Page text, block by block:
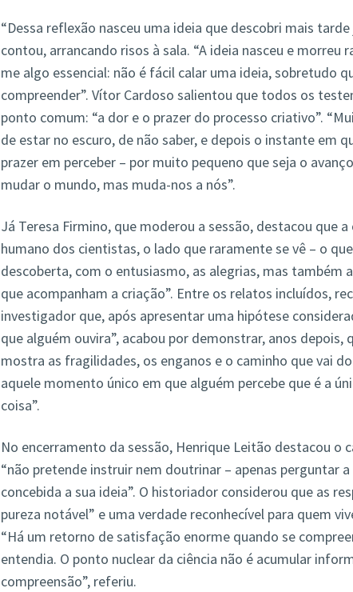
“Dessa reflexão nasceu uma ideia que descobri mais
contou, arrancando risos à sala. “A ideia nasceu e morreu
me algo essencial: não é fácil calar uma ideia, sobretudo
compreender”. Vítor Cardoso salientou que todos os
ponto comum: “a dor e o prazer do processo criativo”.
de estar no escuro, de não saber, e depois o instante em
prazer em perceber – por muito pequeno que seja o
mudar o mundo, mas muda-nos a nós”.
Já Teresa Firmino, que moderou a sessão, destacou que
humano dos cientistas, o lado que raramente se vê – o
descoberta, com o entusiasmo, as alegrias, mas também
que acompanham a criação”. Entre os relatos incluídos,
investigador que, após apresentar uma hipótese
que alguém ouvira”, acabou por demonstrar, anos depois,
mostra as fragilidades, os enganos e o caminho que vai
aquele momento único em que alguém percebe que é a
coisa”.
No encerramento da sessão, Henrique Leitão destacou o
“não pretende instruir nem doutrinar – apenas perguntar
concebida a sua ideia”. O historiador considerou que as
pureza notável” e uma verdade reconhecível para quem
“Há um retorno de satisfação enorme quando se
entendia. O ponto nuclear da ciência não é acumular
compreensão”, referiu.